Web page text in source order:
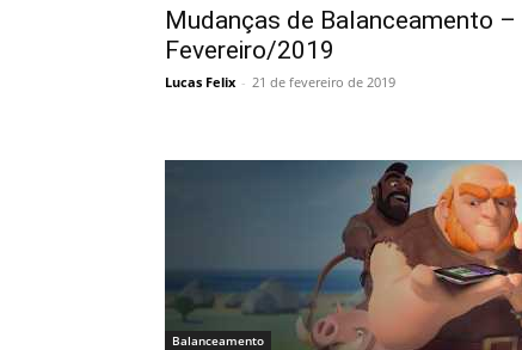
Mudanças de Balanceamento –
Fevereiro/2019
Lucas Felix - 21 de fevereiro de 2019
Balanceamento